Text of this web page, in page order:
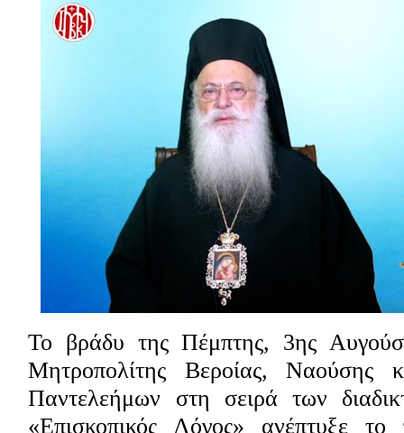
Το βράδυ της Πέμπτης, 3ης
Μητροπολίτης Βεροίας, Ναούσης
Παντελεήμων στη σειρά των
«Επισκοπικός Λόγος» ανέπτυξε